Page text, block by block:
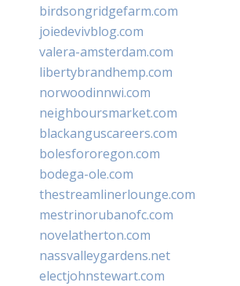
birdsongridgefarm.com
joiedevivblog.com
valera-amsterdam.com
libertybrandhemp.com
norwoodinnwi.com
neighboursmarket.com
blackanguscareers.com
bolesfororegon.com
bodega-ole.com
thestreamlinerlounge.com
mestrinorubanofc.com
novelatherton.com
nassvalleygardens.net
electjohnstewart.com